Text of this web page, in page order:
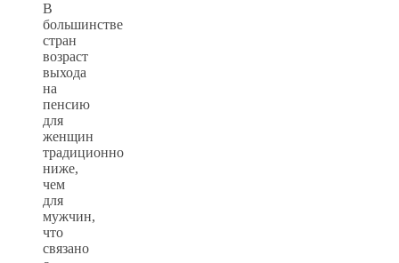
В
большинстве
стран
возраст
выхода
на
пенсию
для
женщин
традиционно
ниже,
чем
для
мужчин,
что
связано